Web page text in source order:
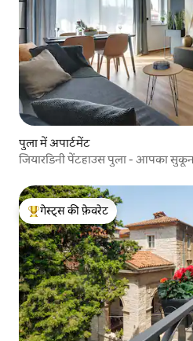
पुला में अपार्टमेंट
जियारडिनी पेंटहाउस पुला - आपका
गेस्ट्स का टॉप फ़ेवरेट
गेस्ट्स की फ़ेवरेट